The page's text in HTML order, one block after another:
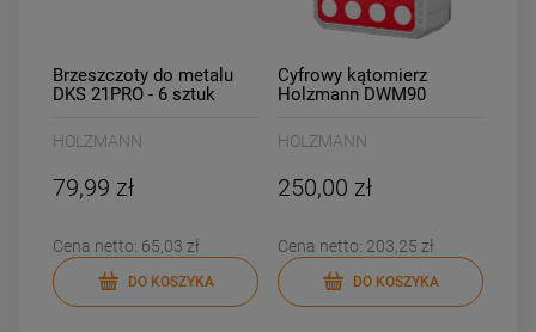
Brzeszczoty do metalu
DKS 21PRO - 6 sztuk
HOLZMANN
79,99 zł
Cena netto: 65,03 zł
DO KOSZYKA
Cyfrowy kątomierz
Holzmann DWM90
HOLZMANN
250,00 zł
Cena netto: 203,25 zł
DO KOSZYKA